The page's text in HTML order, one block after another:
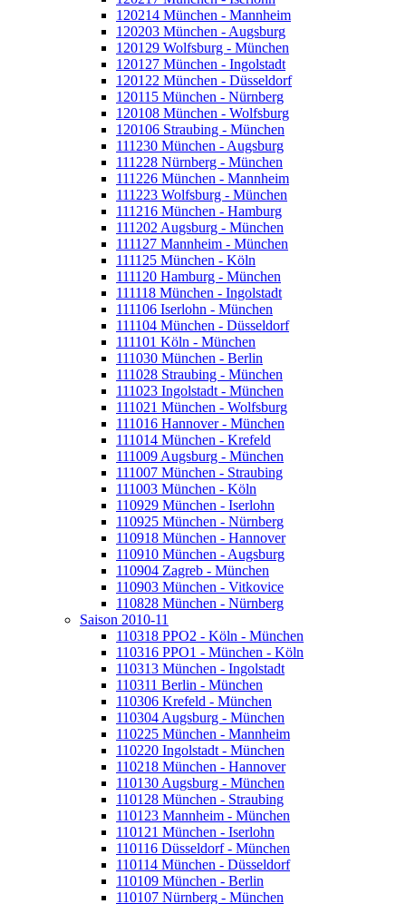
120214 München - Mannheim
120203 München - Augsburg
120129 Wolfsburg - München
120127 München - Ingolstadt
120122 München - Düsseldorf
120115 München - Nürnberg
120108 München - Wolfsburg
120106 Straubing - München
111230 München - Augsburg
111228 Nürnberg - München
111226 München - Mannheim
111223 Wolfsburg - München
111216 München - Hamburg
111202 Augsburg - München
111127 Mannheim - München
111125 München - Köln
111120 Hamburg - München
111118 München - Ingolstadt
111106 Iserlohn - München
111104 München - Düsseldorf
111101 Köln - München
111030 München - Berlin
111028 Straubing - München
111023 Ingolstadt - München
111021 München - Wolfsburg
111016 Hannover - München
111014 München - Krefeld
111009 Augsburg - München
111007 München - Straubing
111003 München - Köln
110929 München - Iserlohn
110925 München - Nürnberg
110918 München - Hannover
110910 München - Augsburg
110904 Zagreb - München
110903 München - Vitkovice
110828 München - Nürnberg
Saison 2010-11
110318 PPO2 - Köln - München
110316 PPO1 - München - Köln
110313 München - Ingolstadt
110311 Berlin - München
110306 Krefeld - München
110304 Augsburg - München
110225 München - Mannheim
110220 Ingolstadt - München
110218 München - Hannover
110130 Augsburg - München
110128 München - Straubing
110123 Mannheim - München
110121 München - Iserlohn
110116 Düsseldorf - München
110114 München - Düsseldorf
110109 München - Berlin
110107 Nürnberg - München